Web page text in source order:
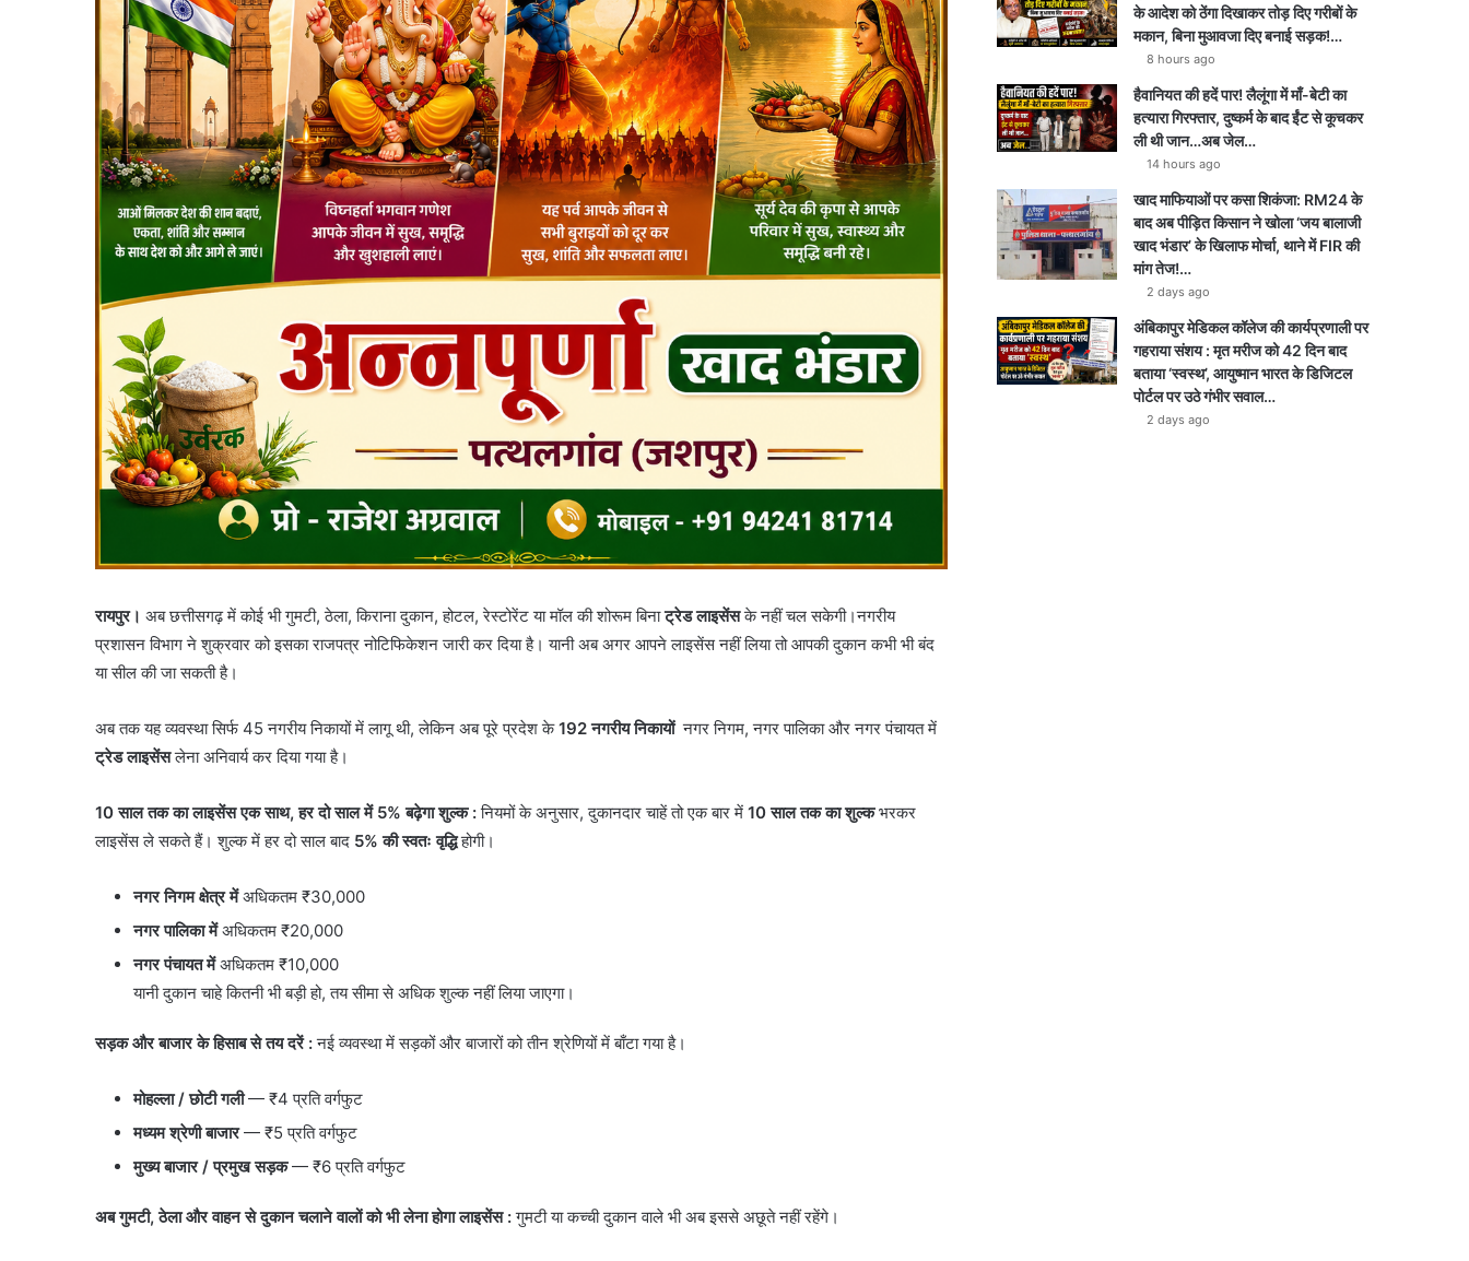
रायपुर। अब छत्तीसगढ़ में कोई भी गुमटी, ठेला, किराना दुकान, होटल, रेस्टोरेंट या मॉल की शोरूम बिनाट्रेड लाइसेंसके नहीं चल सकेगी।नगरीय
प्रशासन विभाग ने शुक्रवार को इसका राजपत्र नोटिफिकेशन जारी कर दिया है। यानी अब अगर आपने लाइसेंस नहीं लिया तो आपकी दुकान कभी भी बंद
या सील की जा सकती है।
अब तक यह व्यवस्था सिर्फ 45 नगरीय निकायों में लागू थी, लेकिन अब पूरे प्रदेश के192 नगरीय निकायोंनगर निगम, नगर पालिका और नगर पंचायत में
ट्रेड लाइसेंसलेना अनिवार्य कर दिया गया है।
10 साल तक का लाइसेंस एक साथ, हर दो साल में 5% बढ़ेगा शुल्क :नियमों के अनुसार, दुकानदार चाहें तो एक बार में 10 साल तक का शुल्कभरकर
लाइसेंस ले सकते हैं। शुल्क में हर दो साल बाद 5% की स्वतः वृद्धिहोगी।
नगर निगम क्षेत्र मेंअधिकतम ₹30,000
नगर पालिका मेंअधिकतम ₹20,000
नगर पंचायत मेंअधिकतम ₹10,000
यानी दुकान चाहे कितनी भी बड़ी हो, तय सीमा से अधिक शुल्क नहीं लिया जाएगा।
सड़क और बाजार के हिसाब से तय दरें :नई व्यवस्था में सड़कों और बाजारों को तीन श्रेणियों में बाँटा गया है।
मोहल्ला / छोटी गली— ₹4 प्रति वर्गफुट
मध्यम श्रेणी बाजार— ₹5 प्रति वर्गफुट
मुख्य बाजार / प्रमुख सड़क— ₹6 प्रति वर्गफुट
अब गुमटी, ठेला और वाहन से दुकान चलाने वालों को भी लेना होगा लाइसेंस :गुमटी या कच्ची दुकान वाले भी अब इससे अछूते नहीं रहेंगे।
के आदेश को ठेंगा दिखाकर तोड़ दिए गरीबों के
मकान, बिना मुआवजा दिए बनाई सड़क!…
8 hours ago
हैवानियत की हदें पार! लैलूंगा में माँ-बेटी का
हत्यारा गिरफ्तार, दुष्कर्म के बाद ईंट से कूचकर
ली थी जान…अब जेल…
14 hours ago
खाद माफियाओं पर कसा शिकंजा: RM24 के
बाद अब पीड़ित किसान ने खोला ‘जय बालाजी
खाद भंडार’ के खिलाफ मोर्चा, थाने में FIR की
मांग तेज!…
2 days ago
अंबिकापुर मेडिकल कॉलेज की कार्यप्रणाली पर
गहराया संशय : मृत मरीज को 42 दिन बाद
बताया ‘स्वस्थ’, आयुष्मान भारत के डिजिटल
पोर्टल पर उठे गंभीर सवाल…
2 days ago